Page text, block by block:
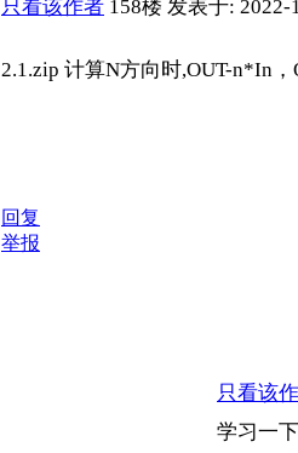
只看该作者 158楼 发表于: 2022-
2.1.zip 计算N方向时,OUT-n*In
回复
举报
只看该
学习一下